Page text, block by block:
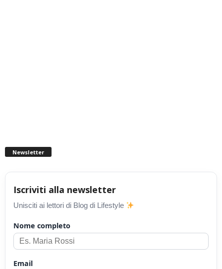
Newsletter
Iscriviti alla newsletter
Unisciti ai lettori di Blog di Lifestyle
Nome completo
Email